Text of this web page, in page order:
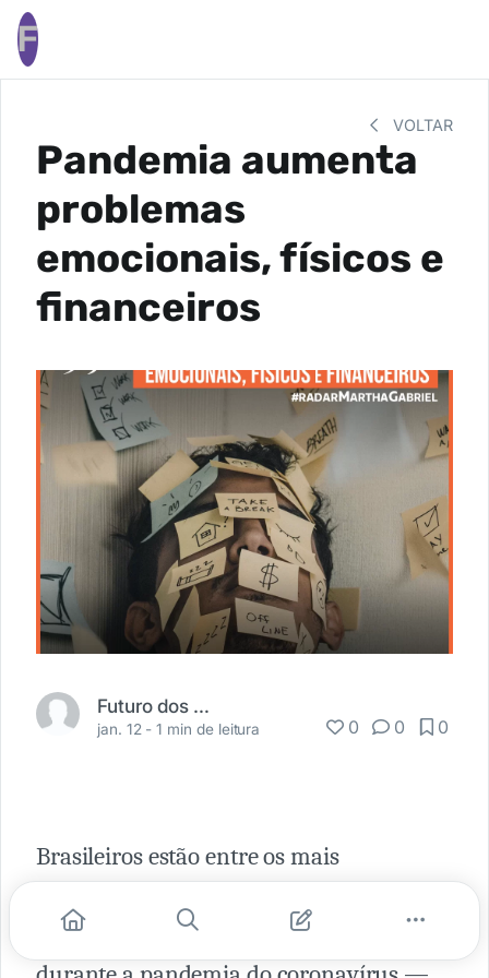
F
VOLTAR
Pandemia aumenta
problemas
emocionais, físicos e
financeiros
Futuro dos Negócios
jan. 12 -1 min de leitura 0 0 0
Brasileiros estão entre os mais
EMOCIONAIS, FINANCEIRAS e FÍSICAS